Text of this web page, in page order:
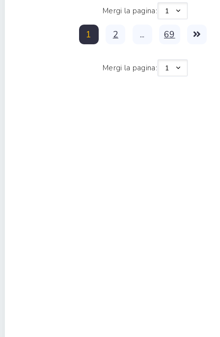
Mergi la pagina:
1 2 ... 69
Mergi la pagina: